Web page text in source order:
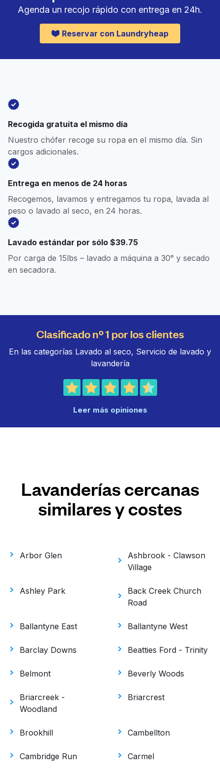
Agenda un recojo rápido con entrega en 24h.
Reservar con Laundryheap
Recogida gratuita el mismo día
Nuestro chófer recoge su ropa en el mismo día. Sin
cargos adicionales.
Entrega en menos de 24 horas
Recogemos, lavamos y entregamos tu ropa, lavada al
peso o lavado al seco, en 24 horas.
Lavado estándar por sólo $39.75
Por carga de 15lbs – lavado a máquina a 30° y secado
en secadora.
Clasificado nº 1 por los clientes
En las categorías Lavado al seco, Servicio de lavado y
lavandería
Leer más opiniones
Lavanderías cercanas
similares y costes
Arbor Glen
Ashbrook - Clawson
Village
Ashley Park
Back Creek Church
Road
Ballantyne East Ballantyne West
Barclay Downs Beatties Ford - Trinity
Belmont Beverly Woods
Briarcreek -
Woodland
Briarcrest
Brookhill Cambellton
Cambridge Run Carmel